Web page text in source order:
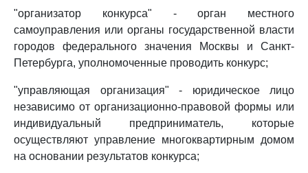
"организатор конкурса" - орган местного
самоуправления или органы государственной власти
городов федерального значения Москвы и Санкт-
Петербурга, уполномоченные проводить конкурс;
"управляющая организация" - юридическое лицо
независимо от организационно-правовой формы или
индивидуальный предприниматель, которые
осуществляют управление многоквартирным домом
на основании результатов конкурса;